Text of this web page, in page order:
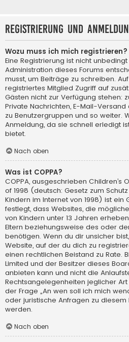
Registrierung und
Wozu muss ich mich registrieren?
Eine Registrierung ist nicht
Administration dieses Forums
musst, um Beiträge zu schreiben.
registriertes Mitglied Zugriff auf
Gästen nicht zur Verfügung stehen:
Private Nachrichten, E-Mail-
zu Benutzergruppen und so weiter.
Anmeldung, da sie schnell erledigt
bietet.
Nach oben
Was ist COPPA?
COPPA, ausgeschrieben Children’s
of 1998 (deutsch: Gesetz zum
Kindern im Internet von 1998) ist ein
festlegt, dass Websites, die
von Kindern unter 13 Jahren
Eltern beziehungsweise des oder
benötigen. Wenn du dir unsicher
Website, auf der du dich zu
einen rechtlichen Beistand zu Rate.
Limited und der Besitzer dieses
anbieten kann und nicht die
Rechtsangelegenheiten jeglicher
der Frage „An wen soll ich mich
oder juristische Anfragen zu
werden.
Nach oben